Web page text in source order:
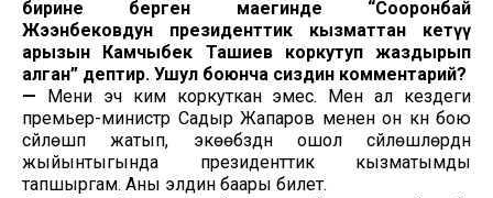
бирине берген маегинде “Сооронбай
Жээнбековдун президенттик кызматтан кетүү
арызын Камчыбек Ташиев коркутуп жаздырып
алган” дептир. Ушул боюнча сиздин комментарий?
— Мени эч ким коркуткан эмес. Мен ал кездеги
премьер-министр Садыр Жапаров менен он күн бою
сүйлөшүп жатып, экөөбүздүн ошол сүйлөшүүлөрдүн
жыйынтыгында президенттик кызматымды
тапшыргам. Аны элдин баары билет.